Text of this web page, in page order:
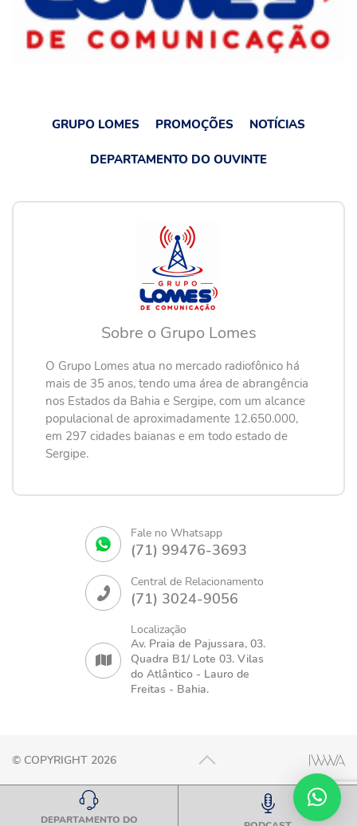
GRUPO LOMES PROMOÇÕES NOTÍCIAS
DEPARTAMENTO DO OUVINTE
Sobre o Grupo Lomes
O Grupo Lomes atua no mercado radiofônico há
mais de 35 anos, tendo uma área de abrangência
nos Estados da Bahia e Sergipe, com um alcance
populacional de aproximadamente 12.650.000,
em 297 cidades baianas e em todo estado de
Sergipe.
Fale no Whatsapp
(71) 99476-3693
Central de Relacionamento
(71) 3024-9056
Localização
Av. Praia de Pajussara, 03.
Quadra B1/ Lote 03. Vilas
do Atlântico - Lauro de
Freitas - Bahia.
© COPYRIGHT 2026
DEPARTAMENTO DO